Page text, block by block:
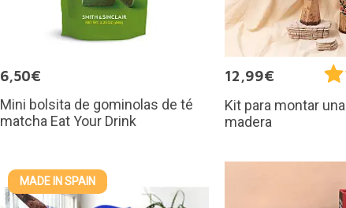
6,50€
Mini bolsita de gominolas de té
matcha Eat Your Drink
12,99€
Kit para montar
madera
MADE IN SPAIN